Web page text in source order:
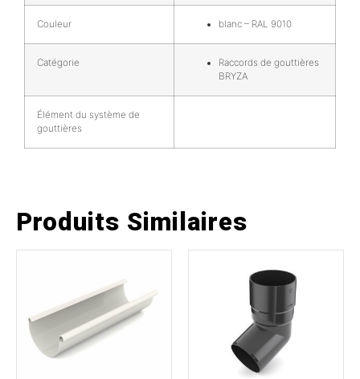
Couleur blanc – RAL 9010
Catégorie
Raccords de gouttières
BRYZA
Élément du système de
gouttières
Produits Similaires